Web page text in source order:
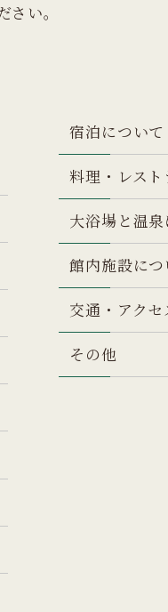
い。
宿泊について
料理・レス
大浴場と温
館内施設につ
交通・アク
その他